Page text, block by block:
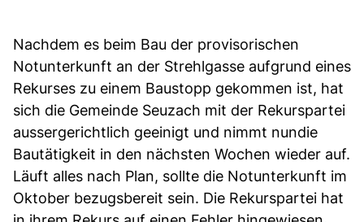
Nachdem es beim Bau der provisorischen
Notunterkunft an der Strehlgasse aufgrund eines
Rekurses zu einem Baustopp gekommen ist, hat
sich die Gemeinde Seuzach mit der Rekurspartei
aussergerichtlich geeinigt und nimmt nundie
Bautätigkeit in den nächsten Wochen wieder auf.
Läuft alles nach Plan, sollte die Notunterkunft im
Oktober bezugsbereit sein. Die Rekurspartei hat